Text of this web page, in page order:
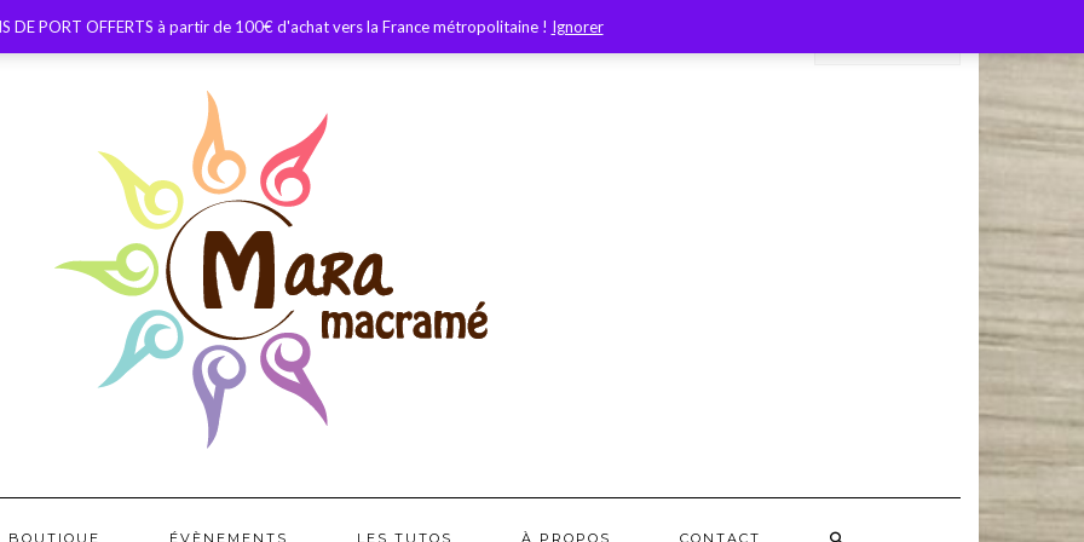
DE PORT OFFERTS à partir de 100€ d'achat vers la France métropolitaine ! Ignorer
BOUTIQUE ÉVÈNEMENTS LES TUTOS À PROPOS CONTACT